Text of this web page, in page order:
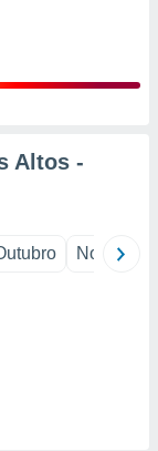
Altos -
Novembro